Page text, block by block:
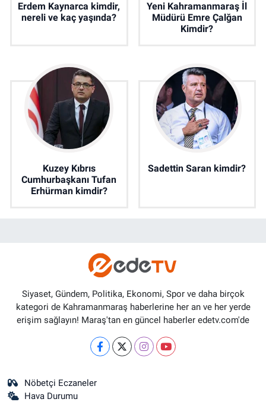
Erdem Kaynarca kimdir,
nereli ve kaç yaşında?
Yeni Kahramanmaraş İl
Müdürü Emre Çalğan
Kimdir?
Kuzey Kıbrıs
Cumhurbaşkanı Tufan
Erhürman kimdir?
Sadettin Saran kimdir?
Siyaset, Gündem, Politika, Ekonomi, Spor ve daha birçok
kategori de Kahramanmaraş haberlerine her an ve her yerde
erişim sağlayın! Maraş'tan en güncel haberler edetv.com'de
Nöbetçi Eczaneler
Hava Durumu